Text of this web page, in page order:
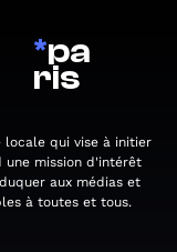
*pa
ris
locale qui vise à initier
une mission d'intérêt
aux médias et
à toutes et tous.